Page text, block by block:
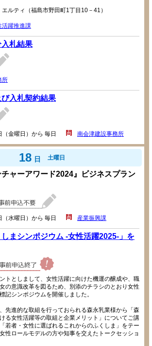
ルティ（福島市野田町1丁目10－41）
活躍推進課
札結果
所
入札契約結果
金曜日）から 毎日 南会津建設事務所
18 日 土曜日
チャーアワード2024』ビジネスプラン
水曜日）から 毎日 産業振興課
しまシンポジウム -女性活躍2025-」を
トとしまして、女性活躍に向けた機運の醸成や、職
の意識改革を図るため、別添のチラシのとおり女性
記シンポジウムを開催しました。
先進的な取組を行っておられる森永乳業様から「森
る女性活躍等の取組と企業メリット」についてご講
若者・女性に選ばれるこれからのふくしま」をテー
性ロールモデルの方や知事を交えたトークセッショ